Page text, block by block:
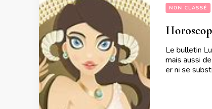
NON CLASSÉ
Le bulletin
mais aussi
er ni se